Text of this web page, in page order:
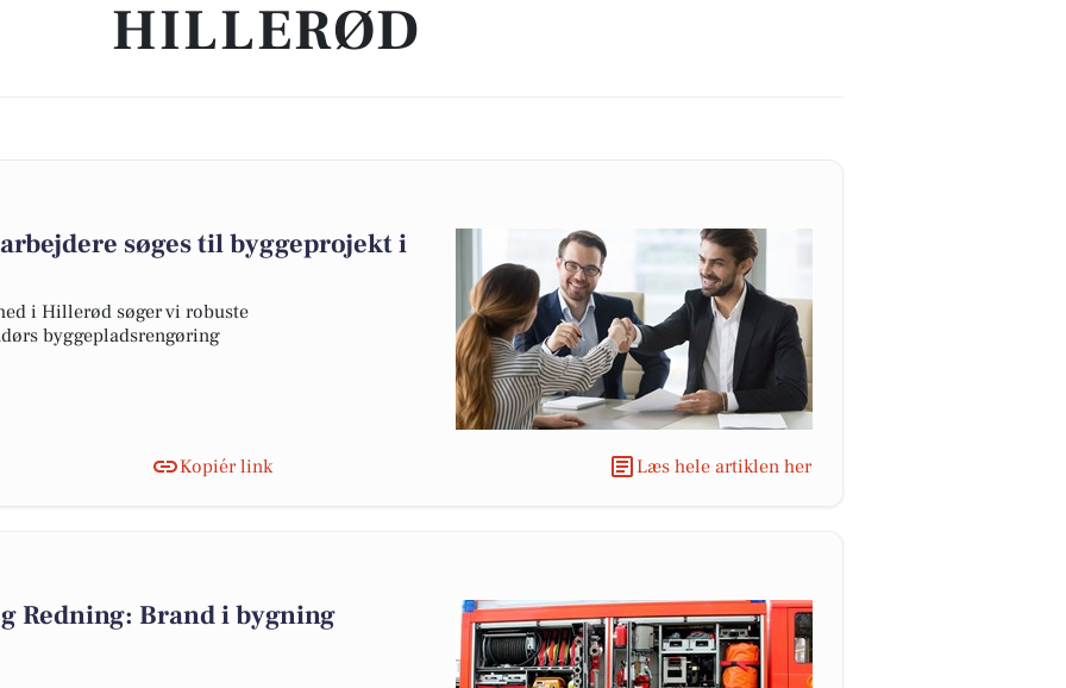
HILLERØD
søges til byggeprojekt i
i Hillerød søger vi robuste
byggepladsrengøring
Kopiér link Læs hele artiklen her
Redning: Brand i bygning